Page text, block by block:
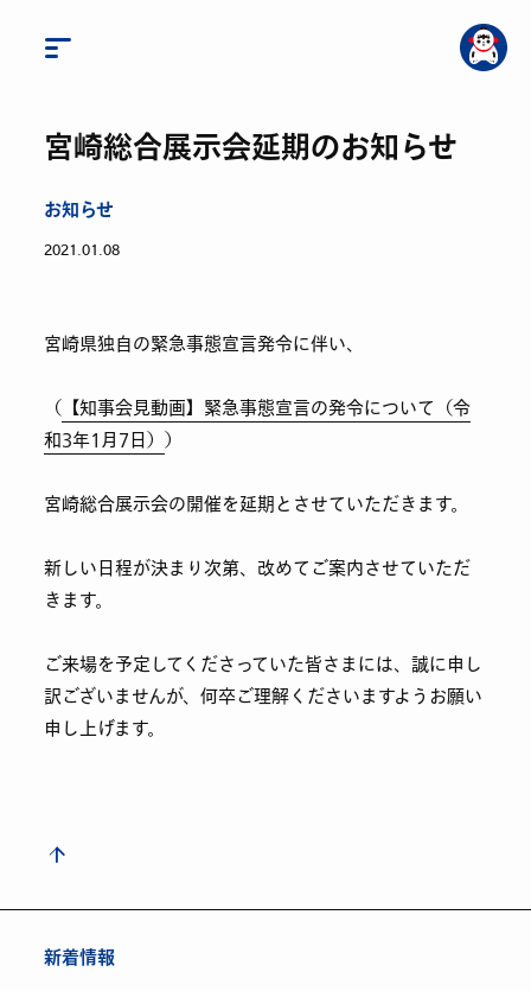
宮崎総合展示会延期のお知らせ
お知らせ
2021.01.08
宮崎県独自の緊急事態宣言発令に伴い、
（ 【知事会見動画】緊急事態宣言の発令について（令
和3年1月7日））
宮崎総合展示会の開催を延期とさせていただきます。
新しい日程が決まり次第、改めてご案内させていただ
きます。
ご来場を予定してくださっていた皆さまには、誠に申し
訳ございませんが、何卒ご理解くださいますようお願い
申し上げます。
新着情報